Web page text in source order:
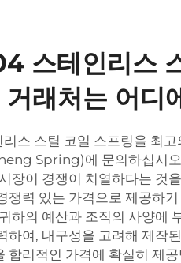
스테인리스
거래처는 어디
스 스틸 코일 스프링을 최
Spring)에 문의하십시오
장이 경쟁이 치열하다는 것
쟁력 있는 가격으로 제공하
하의 예산과 조직의 사양에
하여, 내구성을 고려해 제작
합리적인 가격에 확실히 제